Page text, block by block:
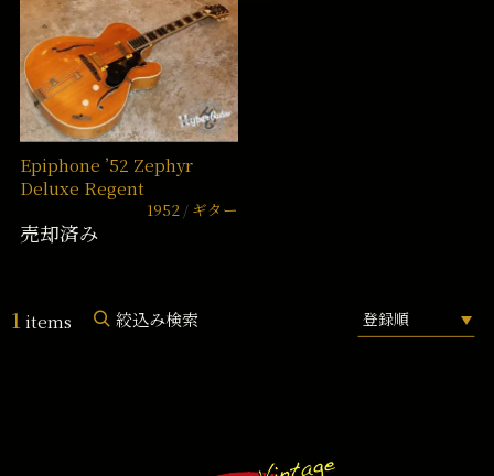
Epiphone ’52 Zephyr
Deluxe Regent
1952 ギター
売却済み
1 items 絞込み検索